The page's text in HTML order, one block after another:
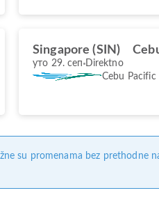
Singapore (SIN)
уто 29. сеп Direktno
Cebu Pacific
su promenama bez prethodne